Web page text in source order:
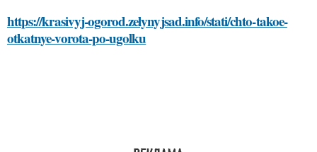
https://krasivyj-ogorod.zelynyjsad.info/stati/chto-takoe-
otkatnye-vorota-po-ugolku